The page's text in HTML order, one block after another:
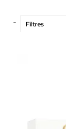
- Filtres